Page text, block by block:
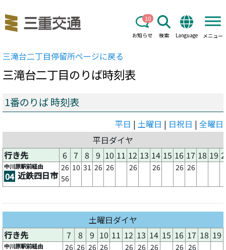
お知らせ
10
検索 Language メニュー
三滝台二丁目停留所ページに戻る
三滝台二丁目のりば時刻表
1番のりば 時刻表
平日 | 土曜日 | 日祝日 | 全曜日
平日ダイヤ
行き先
6 7 8 9 10 11 12 13 14 15 16 17 18 19
中川原駅前経由
04 近鉄四日市
26
56
10 31 26 26 26 26 26 26
土曜日ダイヤ
行き先
7 8 9 10 11 12 13 14 15 16 17 18 19
中川原駅前経由 26 26 26 26 26 26 26 26 26